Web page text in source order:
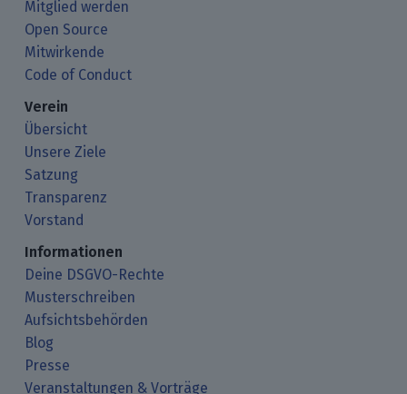
Mitglied werden
Open Source
Mitwirkende
Code of Conduct
Verein
Übersicht
Unsere Ziele
Satzung
Transparenz
Vorstand
Informationen
Deine DSGVO-Rechte
Musterschreiben
Aufsichtsbehörden
Blog
Presse
Veranstaltungen & Vorträge